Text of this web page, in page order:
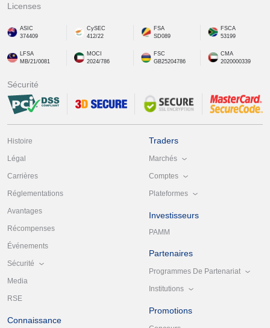
Licenses
ASIC
374409
CySEC
412/22
FSA
SD089
FSCA
53199
LFSA
MB/21/0081
MOCI
2024/786
FSC
GB25204786
CMA
2020000339
Sécurité
Histoire
Légal
Carrières
Réglementations
Avantages
Récompenses
Événements
Sécurité
Media
RSE
Connaissance
Traders
Marchés
Comptes
Plateformes
Investisseurs
PAMM
Partenaires
Programmes De Partenariat
Institutions
Promotions